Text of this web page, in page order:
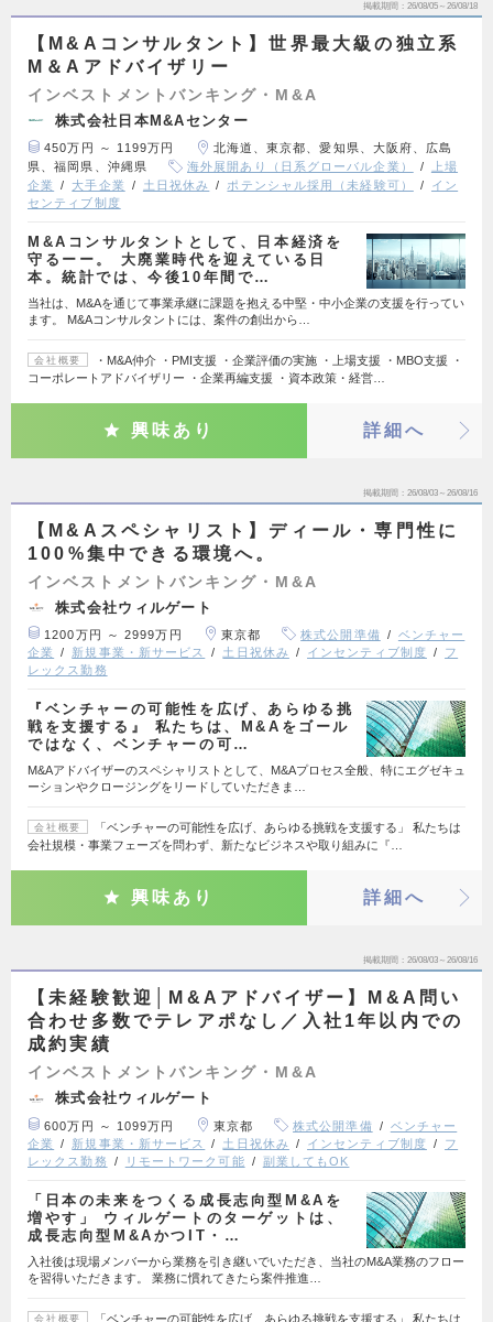
掲載期間 26/08/05～26/08/18
【M&Aコンサルタント】世界最大級の独立系
M＆Aアドバイザリー
インベストメントバンキング・M&A
株式会社日本M&Aセンター
450万円 ～ 1199万円
北海道、東京都、愛知県、大阪府、広島
県、福岡県、沖縄県
海外展開あり（日系グローバル企業）
上場
企業
大手企業 土日祝休み ポテンシャル採用（未経験可）
イン
センティブ制度
M&Aコンサルタントとして、日本経済を
守るーー。 大廃業時代を迎えている日
本。統計では、今後10年間で…
当社は、M&Aを通じて事業承継に課題を抱える中堅・中小企業の支援を行ってい
ます。 M&Aコンサルタントには、案件の創出から…
会社概要
・M&A仲介 ・PMI支援 ・企業評価の実施 ・上場支援 ・MBO支援 ・
コーポレートアドバイザリー ・企業再編支援 ・資本政策・経営…
興味あり 詳細へ
掲載期間 26/08/03～26/08/16
【M&Aスペシャリスト】ディール・専門性に
100%集中できる環境へ。
インベストメントバンキング・M&A
株式会社ウィルゲート
1200万円 ～ 2999万円 東京都 株式公開準備
ベンチャー
企業
新規事業・新サービス 土日祝休み インセンティブ制度
フ
レックス勤務
『ベンチャーの可能性を広げ、あらゆる挑
戦を支援する』 私たちは、M&Aをゴール
ではなく、ベンチャーの可…
M&Aアドバイザーのスペシャリストとして、M&Aプロセス全般、特にエグゼキュ
ーションやクロージングをリードしていただきま…
会社概要
「ベンチャーの可能性を広げ、あらゆる挑戦を支援する」 私たちは
会社規模・事業フェーズを問わず、新たなビジネスや取り組みに『…
興味あり 詳細へ
掲載期間 26/08/03～26/08/16
【未経験歓迎│M&Aアドバイザー】M&A問い
合わせ多数でテレアポなし／入社1年以内での
成約実績
インベストメントバンキング・M&A
株式会社ウィルゲート
600万円 ～ 1099万円 東京都 株式公開準備
ベンチャー
企業
新規事業・新サービス 土日祝休み インセンティブ制度
フ
レックス勤務
リモートワーク可能 副業してもOK
「日本の未来をつくる成長志向型M&Aを
増やす」 ウィルゲートのターゲットは、
成長志向型M&AかつIT・…
入社後は現場メンバーから業務を引き継いでいただき、当社のM&A業務のフロー
を習得いただきます。 業務に慣れてきたら案件推進…
会社概要 「ベンチャーの可能性を広げ、あらゆる挑戦を支援する」 私たちは